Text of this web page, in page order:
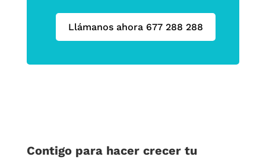
Llámanos ahora 677 288 288
Contigo para hacer crecer tu